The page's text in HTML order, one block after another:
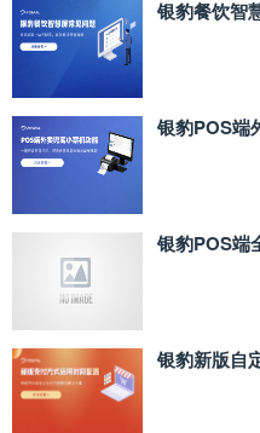
银豹餐饮智
银豹POS端
银豹POS端
银豹新版自